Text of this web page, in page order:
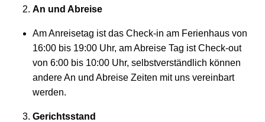
An und Abreise
Am Anreisetag ist das Check-in am Ferienhaus von
16:00 bis 19:00 Uhr, am Abreise Tag ist Check-out
von 6:00 bis 10:00 Uhr, selbstverständlich können
andere An und Abreise Zeiten mit uns vereinbart
werden.
Gerichtsstand